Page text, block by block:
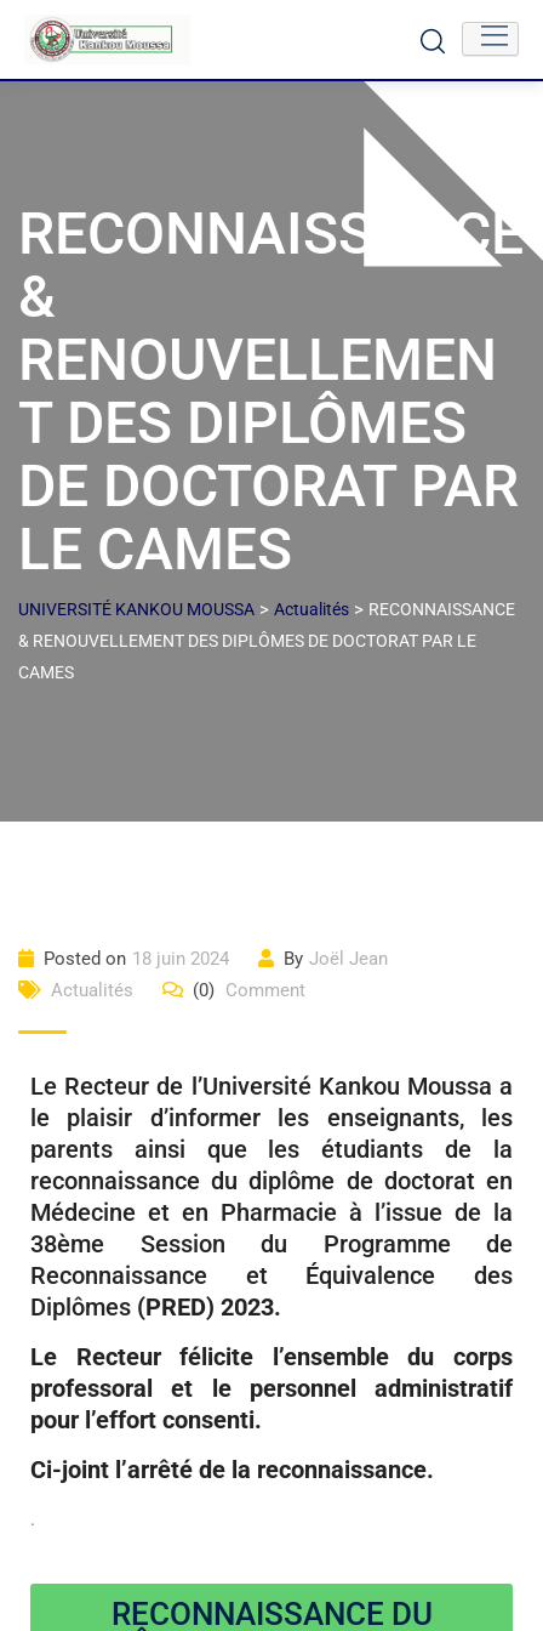
RECONNAISSANCE
&
RENOUVELLEMEN
T DES DIPLÔMES
DE DOCTORAT PAR
LE CAMES
UNIVERSITÉ KANKOU MOUSSA > Actualités > RECONNAISSANCE
& RENOUVELLEMENT DES DIPLÔMES DE DOCTORAT PAR LE
CAMES
Posted on 18 juin 2024 By Joël Jean
Actualités
(0) Comment
Le Recteur de l’Université Kankou Moussa a
le plaisir d’informer les enseignants, les
parents ainsi que les étudiants de la
reconnaissance du diplôme de doctorat en
Médecine et en Pharmacie à l’issue de la
38ème Session du Programme de
Reconnaissance et Équivalence des
Diplômes (PRED) 2023.
Le Recteur félicite l’ensemble du corps
professoral et le personnel administratif
pour l’effort consenti.
Ci-joint l’arrêté de la reconnaissance.
.
RECONNAISSANCE DU